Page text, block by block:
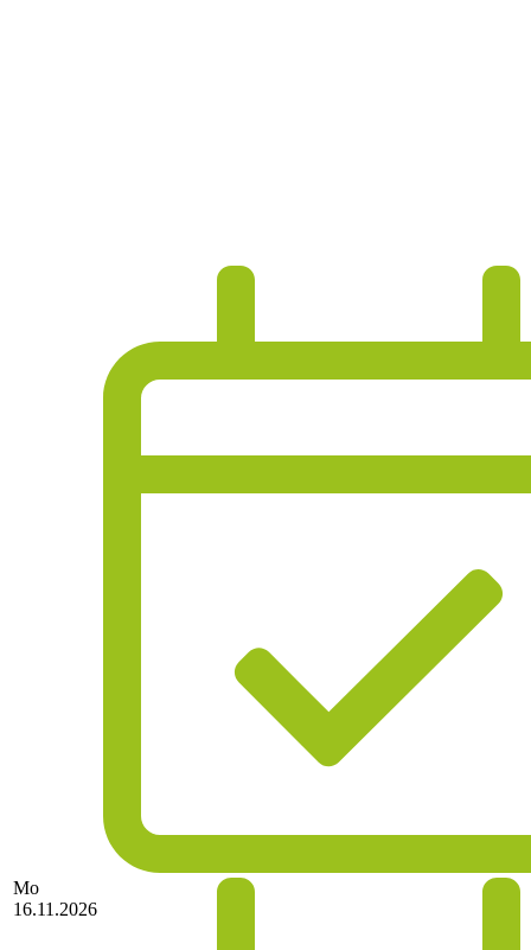
Mo
16.11.2026